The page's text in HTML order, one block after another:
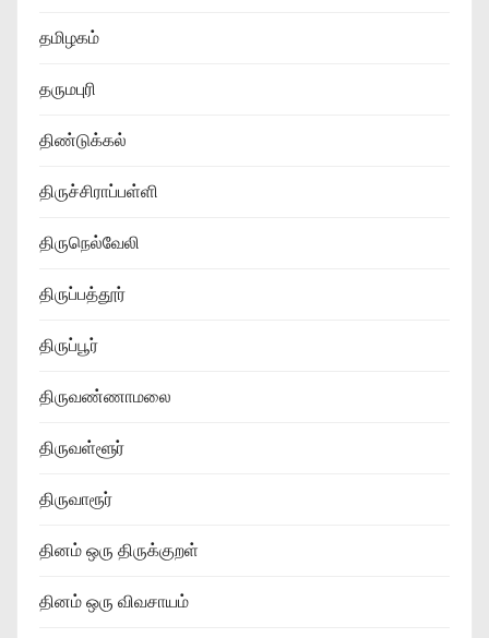
தமிழகம்
தருமபுரி
திண்டுக்கல்
திருச்சிராப்பள்ளி
திருநெல்வேலி
திருப்பத்தூர்
திருப்பூர்
திருவண்ணாமலை
திருவள்ளூர்
திருவாரூர்
தினம் ஒரு திருக்குறள்
தினம் ஒரு விவசாயம்